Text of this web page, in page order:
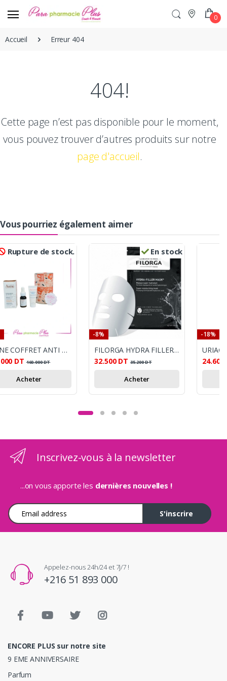
0
Accueil Erreur 404
404!
Cette page n’est pas disponible pour le moment,
vous pouvez trouver d’autres produits sur notre
page d'accueil.
Vous pourriez également aimer
Rupture de stock.
AVENE COFFRET ANTI RIDES ET FERMETE
DT 160.000DT
Acheter
En stock
-8%
FILORGA HYDRA FILLER MASK 23G
32.500 DT 35.200DT
Acheter
-18%
24.600
Inscrivez-vous à la newsletter
...on vous apporte les dernières nouvelles !
Adresse e-mail
S'inscrire
Appelez-nous 24h/24 et 7j/7 !
+216 51 893 000
ENCORE PLUS sur notre site
9 EME ANNIVERSAIRE
Parfum